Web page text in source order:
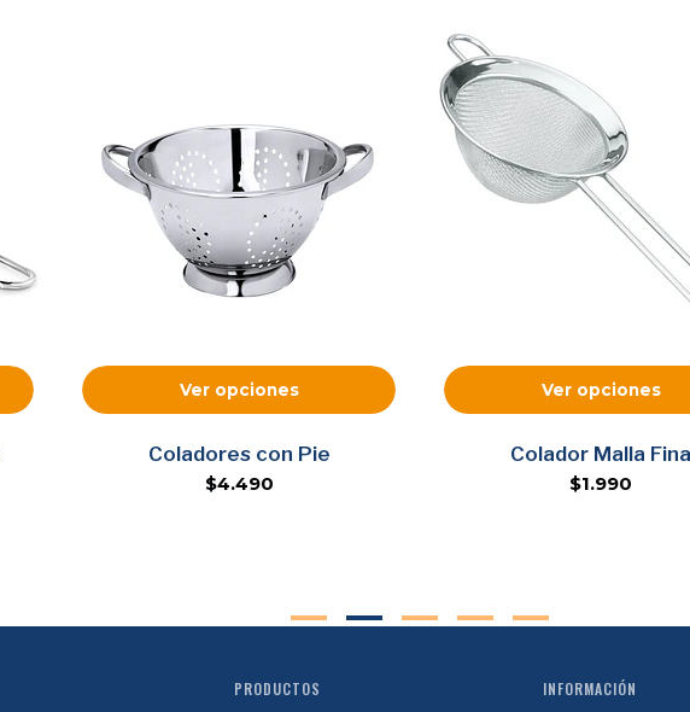
Ver opciones
Coladores con Pie
$4.490
Ver opciones
Colador Malla Fina
$1.990
PRODUCTOS
INFORMACIÓN